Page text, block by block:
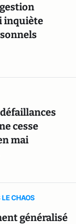
inquiète
cesse
mai
LE CHAOS
généralisé